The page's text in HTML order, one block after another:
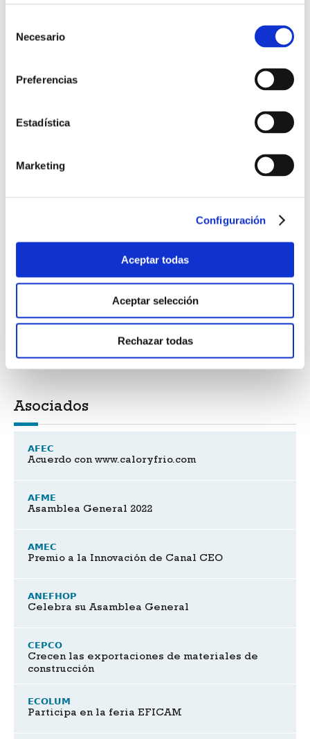
Necesario
Preferencias
Estadística
Marketing
Configuración
Aceptar todas
Aceptar selección
Rechazar todas
CTN 193 Evaluación de la emisión de sustancias
peligrosas de productos de construcción
CTN 108 Seguridad física y electrónica. Sistemas
de protección y alarma
CTN 74 Acústica
ARISE+
Impulso al turismo accesible
Asociados
AFEC
Acuerdo con www.caloryfrio.com
AFME
Asamblea General 2022
AMEC
Premio a la Innovación de Canal CEO
ANEFHOP
Celebra su Asamblea General
CEPCO
Crecen las exportaciones de materiales de
construcción
ECOLUM
Participa en la feria EFICAM